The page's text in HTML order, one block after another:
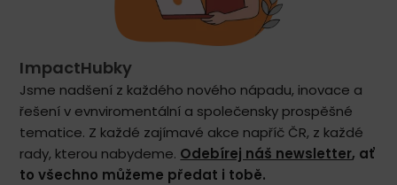
ImpactHubky
Jsme nadšení z každého nového nápadu, inovace a
řešení v evnviromentální a společensky prospěšné
tematice. Z každé zajímavé akce napříč ČR, z každé
rady, kterou nabydeme. Odebírej náš newsletter, ať
to všechno můžeme předat i tobě.